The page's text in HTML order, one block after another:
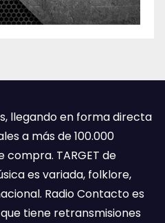
llegando en forma directa
a más de 100.000
compra. TARGET de
es variada, folklore,
Radio Contacto es
tiene retransmisiones